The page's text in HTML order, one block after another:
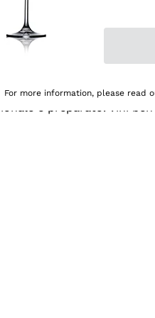
e preparato. Vini
For more information, please read